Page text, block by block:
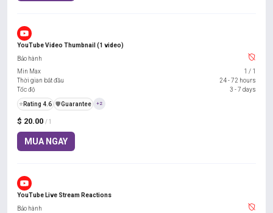
YouTube Video Thumbnail (1 video)
$ 20.00 / 1
MUA NGAY
Bảo hành
Min Max
1 / 1
Thời gian bắt đầu
24 - 72 hours
Tốc độ
3 - 7 days
⭐ Rating 4.6 ️🛡️Guarantee +2
YouTube Live Stream Reactions
Bảo hành